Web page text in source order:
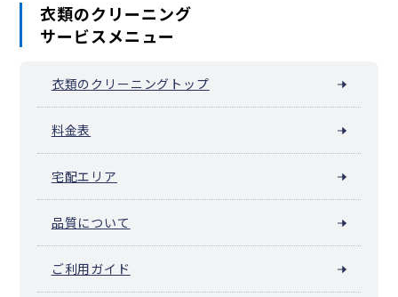
衣類のクリーニング
サービスメニュー
衣類のクリーニングトップ
料金表
宅配エリア
品質について
ご利用ガイド